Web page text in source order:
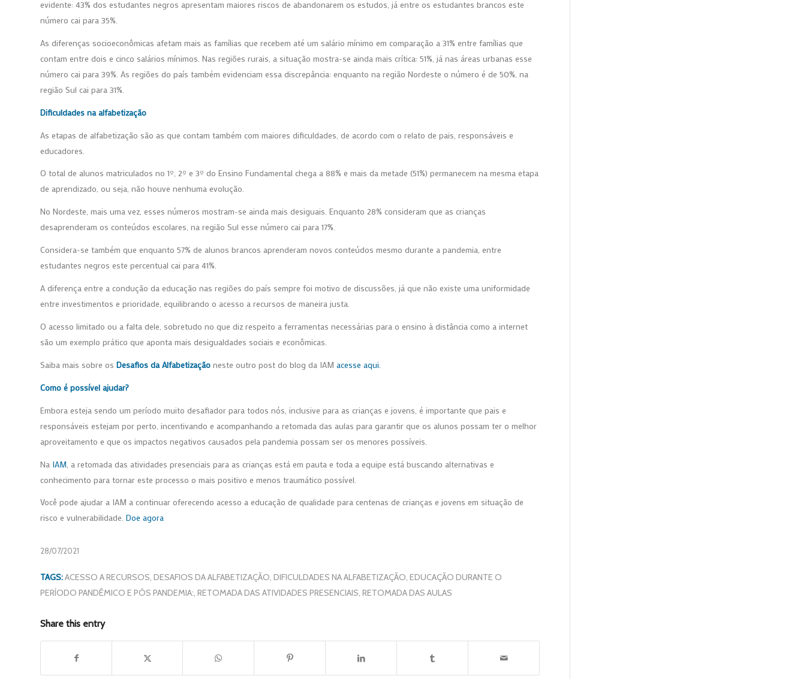
evidente: 43% dos estudantes negros apresentam maiores riscos de abandonarem os estudos, já entre os estudantes brancos este
número cai para 35%.
As diferenças socioeconômicas afetam mais as famílias que recebem até um salário mínimo em comparação a 31% entre famílias que
contam entre dois e cinco salários mínimos. Nas regiões rurais, a situação mostra-se ainda mais crítica: 51%, já nas áreas urbanas esse
número cai para 39%. As regiões do país também evidenciam essa discrepância: enquanto na região Nordeste o número é de 50%, na
região Sul cai para 31%.
Dificuldades na alfabetização
As etapas de alfabetização são as que contam também com maiores dificuldades, de acordo com o relato de pais, responsáveis e
educadores.
O total de alunos matriculados no 1º, 2º e 3º do Ensino Fundamental chega a 88% e mais da metade (51%) permanecem na mesma etapa
de aprendizado, ou seja, não houve nenhuma evolução.
No Nordeste, mais uma vez, esses números mostram-se ainda mais desiguais. Enquanto 28% consideram que as crianças
desaprenderam os conteúdos escolares, na região Sul esse número cai para 17%.
Considera-se também que enquanto 57% de alunos brancos aprenderam novos conteúdos mesmo durante a pandemia, entre
estudantes negros este percentual cai para 41%.
A diferença entre a condução da educação nas regiões do país sempre foi motivo de discussões, já que não existe uma uniformidade
entre investimentos e prioridade, equilibrando o acesso a recursos de maneira justa.
O acesso limitado ou a falta dele, sobretudo no que diz respeito a ferramentas necessárias para o ensino à distância como a internet
são um exemplo prático que aponta mais desigualdades sociais e econômicas.
Saiba mais sobre os Desafios da Alfabetização neste outro post do blog da IAM acesse aqui.
Como é possível ajudar?
Embora esteja sendo um período muito desafiador para todos nós, inclusive para as crianças e jovens, é importante que pais e
responsáveis estejam por perto, incentivando e acompanhando a retomada das aulas para garantir que os alunos possam ter o melhor
aproveitamento e que os impactos negativos causados pela pandemia possam ser os menores possíveis.
Na IAM , a retomada das atividades presenciais para as crianças está em pauta e toda a equipe está buscando alternativas e
conhecimento para tornar este processo o mais positivo e menos traumático possível.
Você pode ajudar a IAM a continuar oferecendo acesso a educação de qualidade para centenas de crianças e jovens em situação de
risco e vulnerabilidade. Doe agora
28/07/2021
TAGS:ACESSO A RECURSOS, DESAFIOS DA ALFABETIZAÇÃO, DIFICULDADES NA ALFABETIZAÇÃO, EDUCAÇÃO DURANTE O
PERÍODO PANDÊMICO E PÓS PANDEMIA:, RETOMADA DAS ATIVIDADES PRESENCIAIS, RETOMADA DAS AULAS
Share this entry